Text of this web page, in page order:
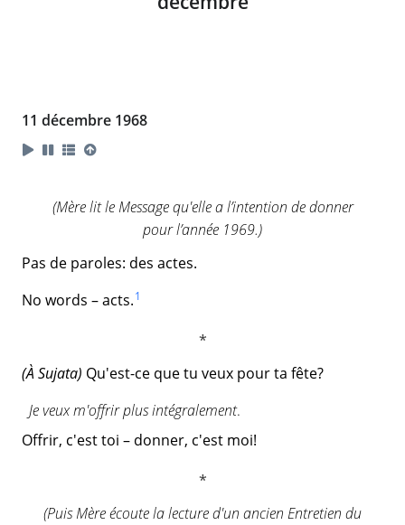
11 décembre 1968
(Mère lit le Message qu'elle a l’intention de donner
pour l’année 1969.)
Pas de paroles: des actes.
No words – acts.1
(À Sujata) Qu'est-ce que tu veux pour ta fête?
Je veux m'offrir plus intégralement.
Offrir, c'est toi – donner, c'est moi!
(Puis Mère écoute la lecture d'un ancien Entretien du